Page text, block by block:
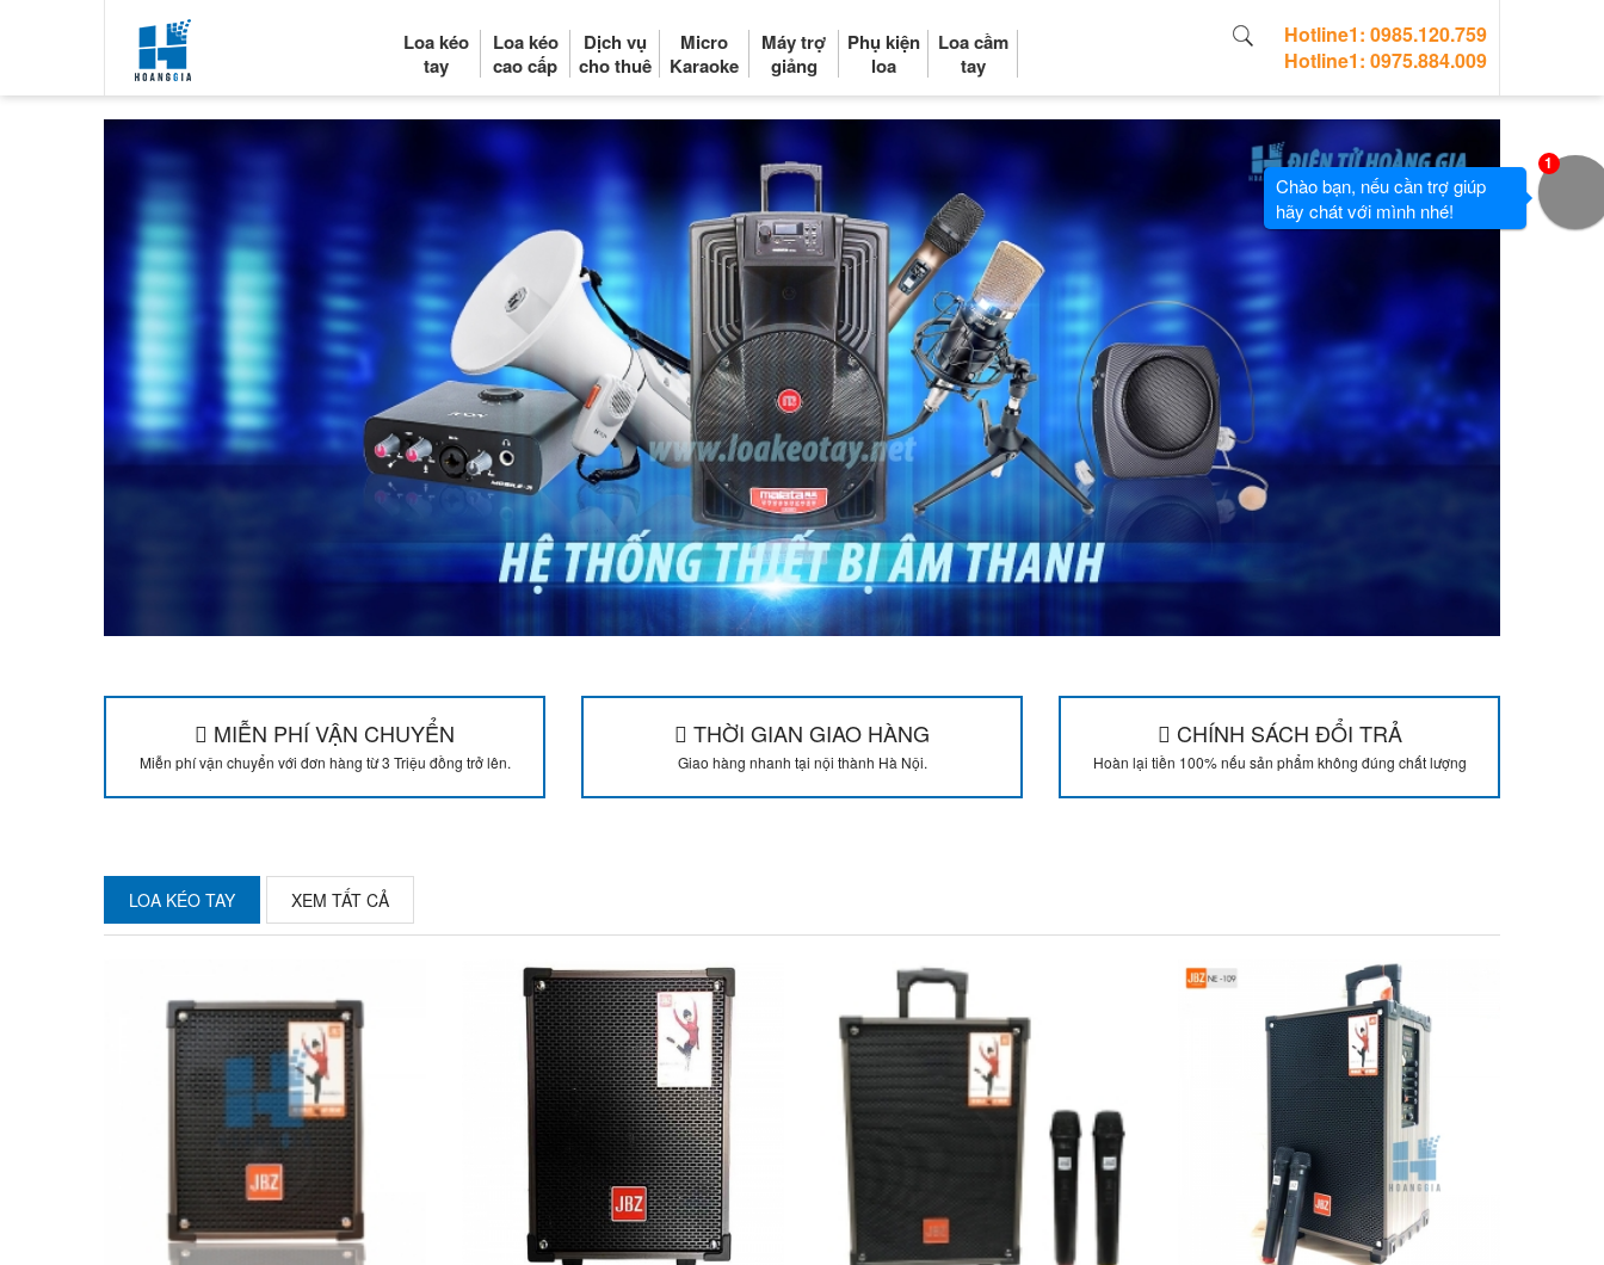
Hotline1: 0985.120.759
Hotline1: 0975.884.009
Loa kéo
tay
Loa kéo
cao cấp
Dịch vụ
cho thuê
Micro
Karaoke
Máy trợ
giảng
Phụ kiện
loa
Loa cầm
tay
MIỄN PHÍ VẬN CHUYỂN
Miễn phí vận chuyển với đơn hàng từ 3 Triệu đồng trở lên.
THỜI GIAN GIAO HÀNG
Giao hàng nhanh tại nội thành Hà Nội.
CHÍNH SÁCH ĐỔI TRẢ
Hoàn lại tiền 100% nếu sản phẩm không đúng chất lượng
LOA KÉO TAY XEM TẤT CẢ
Chào bạn, nếu cần trợ giúp
hãy chát với mình nhé!
1